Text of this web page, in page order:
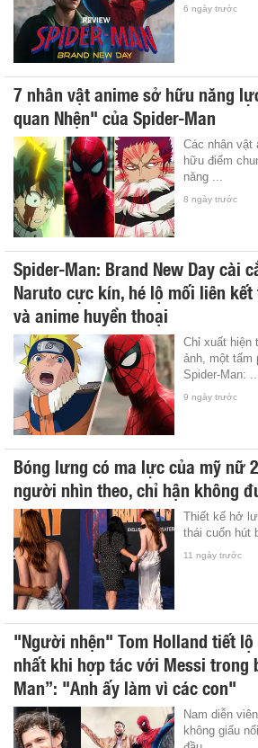
6 ngày trước
7 nhân vật anime sở hữu năng
quan Nhện" của Spider-Man
Các nhân vật
hữu điểm
năng ...
8 ngày trước
Spider-Man: Brand New Day cài
Naruto cực kín, hé lộ mối liên
và anime huyền thoại
Chỉ xuất hiện
ảnh, một tấm
Spider-Man: ...
9 ngày trước
Bóng lưng có ma lực của mỹ nữ
người nhìn theo, chỉ hận không
Thiết kế hở
thái cuốn hút
11 ngày trước
"Người nhện" Tom Holland tiết
nhất khi hợp tác với Messi trong
Man”: "Anh ấy làm vì các con"
Nam diễn
không giấu